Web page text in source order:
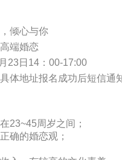
倾心与你
端婚恋
23日14：00-17:00
体地址报名成功后短信通
23~45周岁之间；
确的婚恋观；